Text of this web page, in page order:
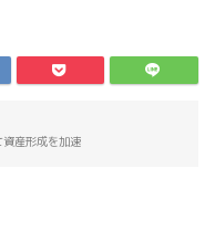
産形成を加速